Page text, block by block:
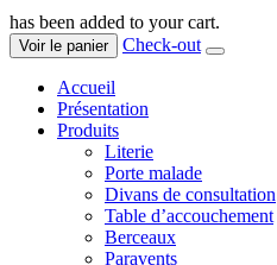
has been added to your cart.
Voir le panier Check-out
Accueil
Présentation
Produits
Literie
Porte malade
Divans de consultation
Table d’accouchement
Berceaux
Paravents